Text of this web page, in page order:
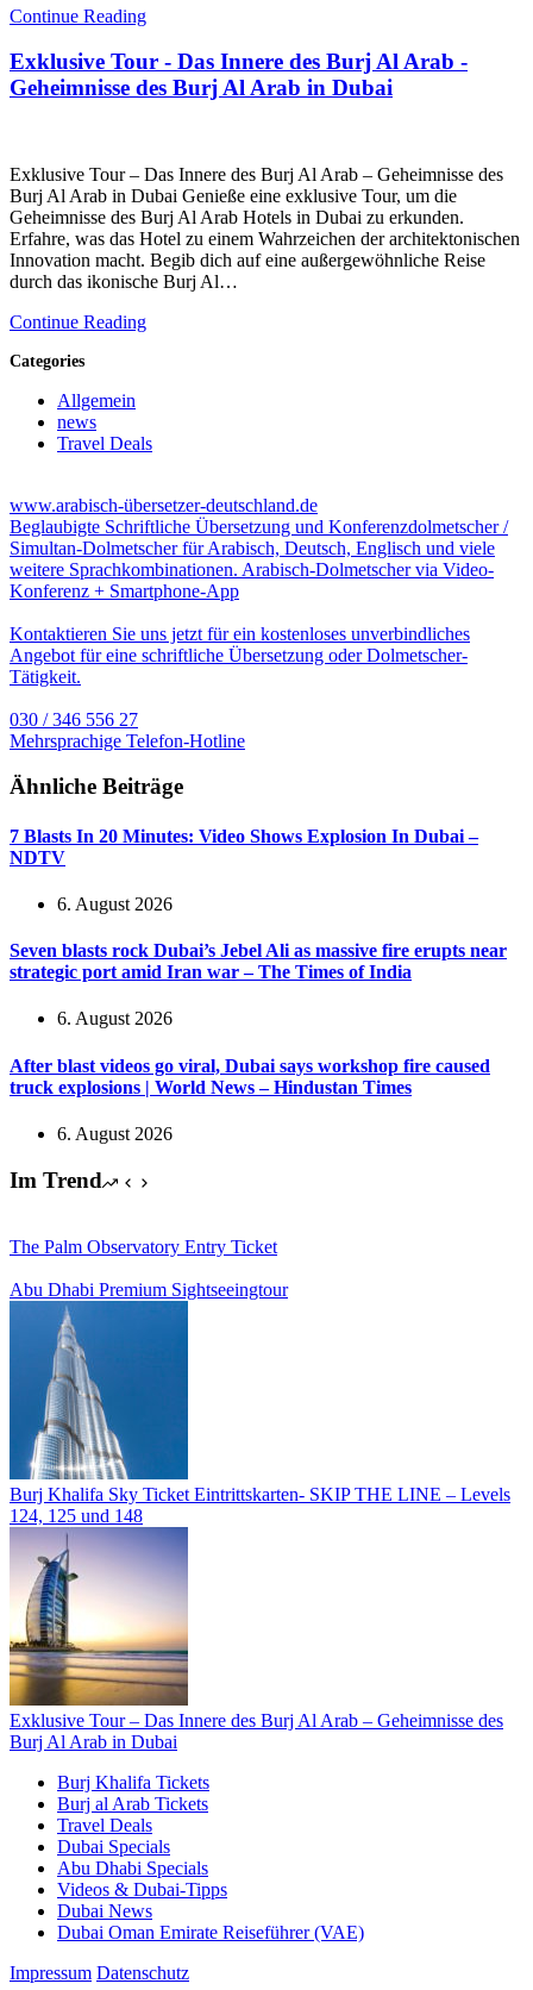
Continue Reading
Exklusive Tour - Das Innere des Burj Al Arab -
Geheimnisse des Burj Al Arab in Dubai
Exklusive Tour – Das Innere des Burj Al Arab – Geheimnisse des
Burj Al Arab in Dubai Genieße eine exklusive Tour, um die
Geheimnisse des Burj Al Arab Hotels in Dubai zu erkunden.
Erfahre, was das Hotel zu einem Wahrzeichen der architektonischen
Innovation macht. Begib dich auf eine außergewöhnliche Reise
durch das ikonische Burj Al…
Continue Reading
Categories
Allgemein
news
Travel Deals
www.arabisch-übersetzer-deutschland.de
Beglaubigte Schriftliche Übersetzung und Konferenzdolmetscher /
Simultan-Dolmetscher für Arabisch, Deutsch, Englisch und viele
weitere Sprachkombinationen. Arabisch-Dolmetscher via Video-
Konferenz + Smartphone-App
Kontaktieren Sie uns jetzt für ein kostenloses unverbindliches
Angebot für eine schriftliche Übersetzung oder Dolmetscher-
Tätigkeit.
030 / 346 556 27
Mehrsprachige Telefon-Hotline
Ähnliche Beiträge
7 Blasts In 20 Minutes: Video Shows Explosion In Dubai –
NDTV
6. August 2026
Seven blasts rock Dubai’s Jebel Ali as massive fire erupts near
strategic port amid Iran war – The Times of India
6. August 2026
After blast videos go viral, Dubai says workshop fire caused
truck explosions | World News – Hindustan Times
6. August 2026
Im Trend
The Palm Observatory Entry Ticket
Abu Dhabi Premium Sightseeingtour
Burj Khalifa Sky Ticket Eintrittskarten- SKIP THE LINE – Levels
124, 125 und 148
Exklusive Tour – Das Innere des Burj Al Arab – Geheimnisse des
Burj Al Arab in Dubai
Burj Khalifa Tickets
Burj al Arab Tickets
Travel Deals
Dubai Specials
Abu Dhabi Specials
Videos & Dubai-Tipps
Dubai News
Dubai Oman Emirate Reiseführer (VAE)
Impressum Datenschutz